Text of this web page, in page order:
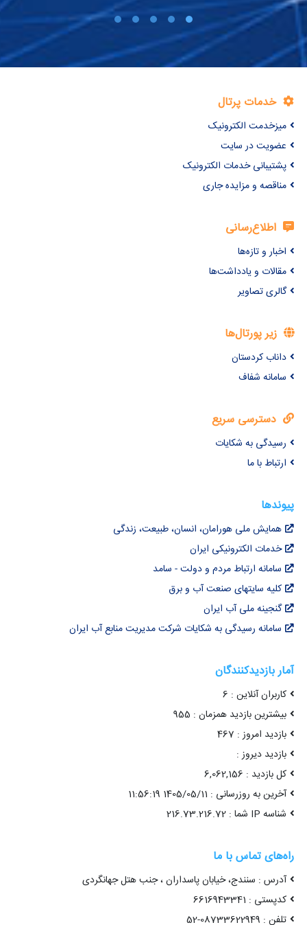
خدمات پرتال
میزخدمت الکترونیک
عضویت در سایت
پشتیبانی خدمات الکترونیک
مناقصه و مزایده جاری
اطلاع‌رسانی
اخبار و تازه‌ها
مقالات و یادداشت‌ها
گالری تصاویر
زیر پورتال‌ها
داناب کردستان
سامانه شفاف
دسترسی سریع
رسیدگی به شکایات
ارتباط با ما
پیوندها
همایش ملی هورامان، انسان، طبیعت، زندگی
خدمات الکترونیکی ایران
سامانه ارتباط مردم و دولت - سامد
کلیه سایتهای صنعت آب و برق
گنجینه ملی آب ایران
سامانه رسیدگی به شکایات شرکت مدیریت منابع آب ایران
آمار بازدیدکنندگان
کاربران آنلاین : 6
بیشترین بازدید همزمان : 955
بازدید امروز : 467
بازدید دیروز :
کل بازدید : 6,062,156
آخرین به روزرسانی : 1405/05/11 11:56:19
شناسه IP شما : 216.73.216.72
راه‌های تماس با ما
آدرس : سنندج، خیابان پاسداران ، جنب هتل جهانگردی
کدپستی : 6616943341
تلفن : 08733622949-52